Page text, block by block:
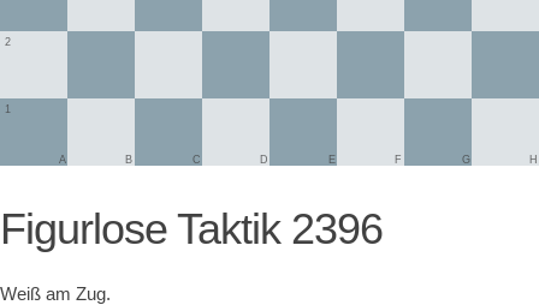
1
2
A B C D E F G H
Figurlose Taktik 2396
Weiß am Zug.